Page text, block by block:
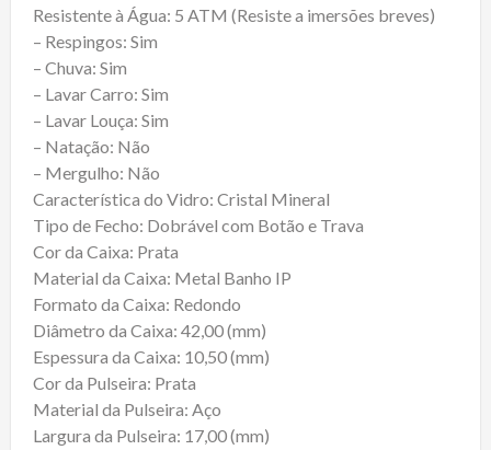
Resistente à Água: 5 ATM (Resiste a imersões breves)
– Respingos: Sim
– Chuva: Sim
– Lavar Carro: Sim
– Lavar Louça: Sim
– Natação: Não
– Mergulho: Não
Característica do Vidro: Cristal Mineral
Tipo de Fecho: Dobrável com Botão e Trava
Cor da Caixa: Prata
Material da Caixa: Metal Banho IP
Formato da Caixa: Redondo
Diâmetro da Caixa: 42,00 (mm)
Espessura da Caixa: 10,50 (mm)
Cor da Pulseira: Prata
Material da Pulseira: Aço
Largura da Pulseira: 17,00 (mm)